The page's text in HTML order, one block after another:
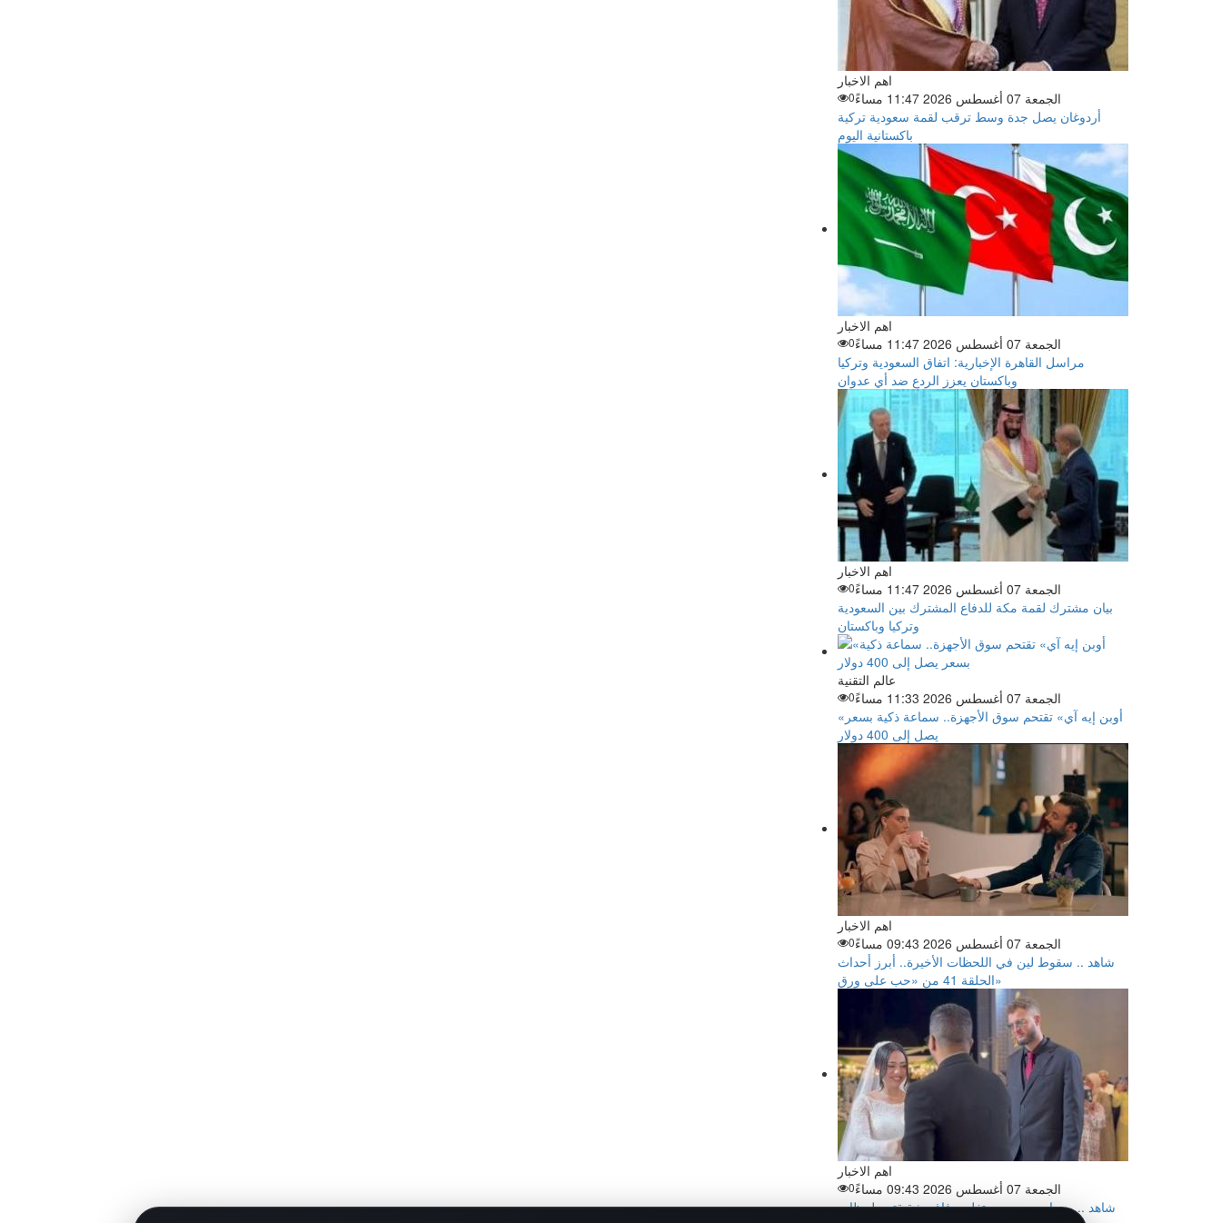
اهم الاخبار
الجمعة 07 أغسطس 2026 11:47 مساءً
0
أردوغان يصل جدة وسط ترقب لقمة سعودية تركية
باكستانية اليوم
اهم الاخبار
الجمعة 07 أغسطس 2026 11:47 مساءً
0
مراسل القاهرة الإخبارية: اتفاق السعودية وتركيا
وباكستان يعزز الردع ضد أي عدوان
اهم الاخبار
الجمعة 07 أغسطس 2026 11:47 مساءً
0
بيان مشترك لقمة مكة للدفاع المشترك بين السعودية
وتركيا وباكستان
عالم التقنية
الجمعة 07 أغسطس 2026 11:33 مساءً
0
«أوبن إيه آي» تقتحم سوق الأجهزة.. سماعة ذكية بسعر
يصل إلى 400 دولار
اهم الاخبار
الجمعة 07 أغسطس 2026 09:43 مساءً
0
شاهد .. سقوط لين في اللحظات الأخيرة.. أبرز أحداث
الحلقة 41 من «حب على ورق»
اهم الاخبار
الجمعة 07 أغسطس 2026 09:43 مساءً
0
شاهد .. مروان موسى يحتفل بزفاف شقيقته.. لحظات